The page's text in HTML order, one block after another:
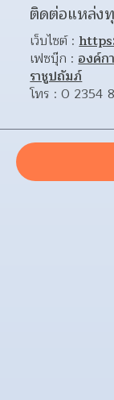
ติดต่อแหล่ง
เว็บไซต์ :
เฟซบุ๊ก : องค์ก
ราชูปถัมภ์
โทร : 0 2354